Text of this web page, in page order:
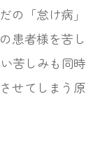
の「怠け病」
患者様を苦し
苦しみも同時
せてしまう原